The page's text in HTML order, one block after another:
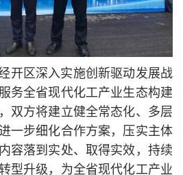
开区深入实施创新驱动发展战
务全省现代化工产业生态构建
双方将建立健全常态化、多层
一步细化合作方案，压实主体
容落到实处、取得实效，持续
型升级，为全省现代化工产业